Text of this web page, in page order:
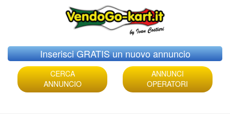
Skip
to
content
Inserisci GRATIS un nuovo annuncio
CERCA
ANNUNCIO
ANNUNCI
OPERATORI